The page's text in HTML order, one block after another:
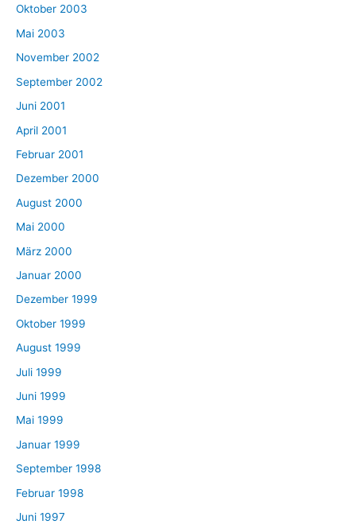
Oktober 2003
Mai 2003
November 2002
September 2002
Juni 2001
April 2001
Februar 2001
Dezember 2000
August 2000
Mai 2000
März 2000
Januar 2000
Dezember 1999
Oktober 1999
August 1999
Juli 1999
Juni 1999
Mai 1999
Januar 1999
September 1998
Februar 1998
Juni 1997